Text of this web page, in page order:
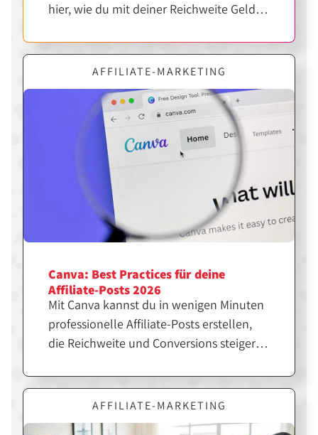
hier, wie du mit deiner Reichweite Geld
AFFILIATE-MARKETING
Canva: Best Practices für deine
Affiliate-Posts 2026
Mit Canva kannst du in wenigen Minuten
professionelle Affiliate-Posts erstellen,
die Reichweite und Conversions steigern.
Design, sondern die richtige Strategie
dahinter. Erfahre hier, wie du Canva
gezielt für erfolgreiche Affiliate-Inhalte
AFFILIATE-MARKETING